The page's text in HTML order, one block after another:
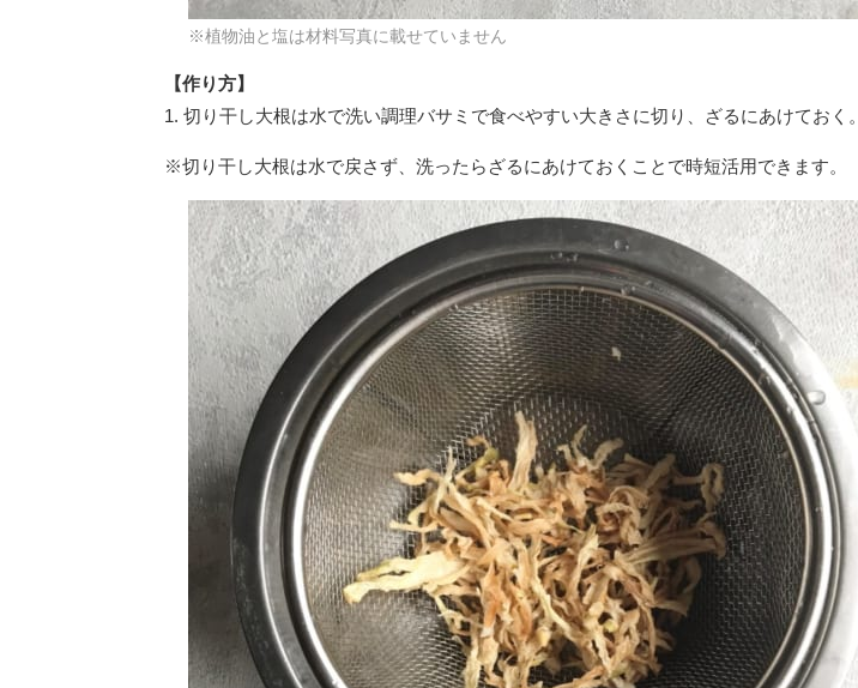
※植物油と塩は材料写真に載せていません
【作り方】
1. 切り干し大根は水で洗い調理バサミで食べやすい大きさに切り、ざるにあけておく。
※切り干し大根は水で戻さず、洗ったらざるにあけておくことで時短活用できます。